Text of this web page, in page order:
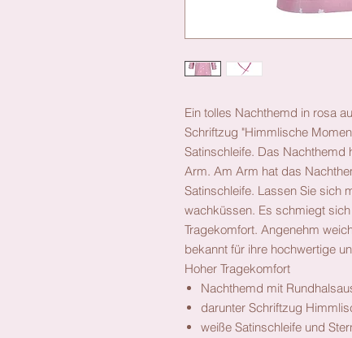
Ein tolles Nachthemd in rosa
Schriftzug "Himmlische
Satinschleife. Das Nachthemd
Arm. Am Arm hat das
Satinschleife. Lassen Sie sich
wachküssen. Es schmiegt
Tragekomfort. Angenehm
bekannt für ihre hochwertige
Hoher Tragekomfort
Nachthemd mit
darunter Schriftzug
weiße Satinschleife und